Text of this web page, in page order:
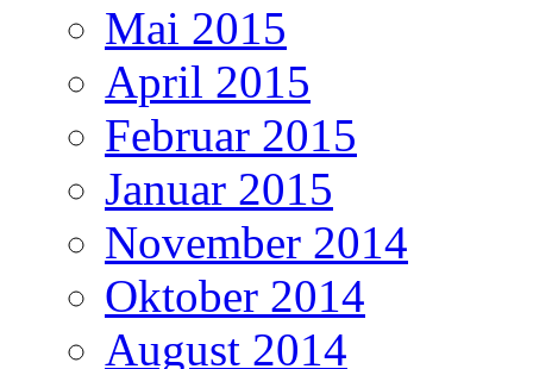
Mai 2015
April 2015
Februar 2015
Januar 2015
November 2014
Oktober 2014
August 2014